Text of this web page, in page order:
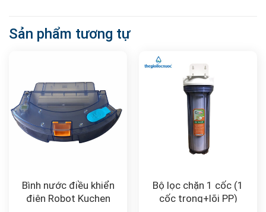
Sản phẩm tương tự
Bình nước điều khiển
điện Robot Kuchen
Bộ lọc chặn 1 cốc (1
cốc trong+lõi PP)